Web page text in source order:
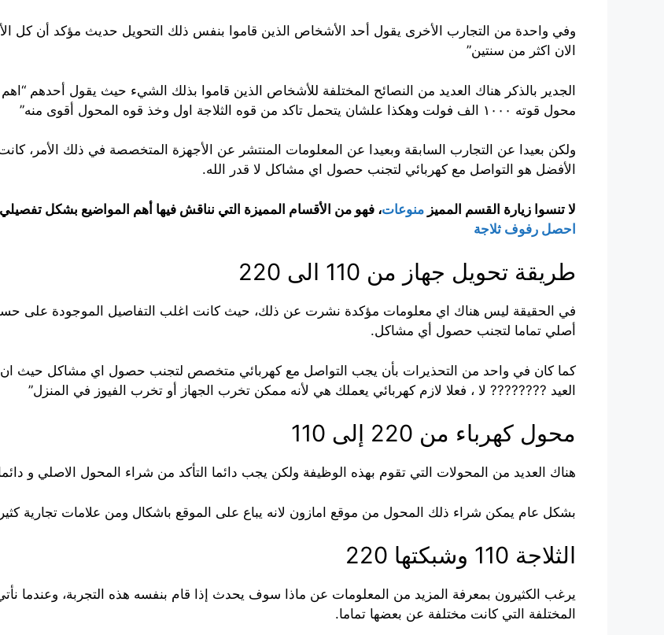
وفي واحدة من التجارب الأخرى يقول أحد الأشخاص الذين قاموا بنفس ذلك التحويل حديث مؤكد أن كل
الان اكثر من سنتين”
محول قوته ١٠٠٠ الف فولت وهكذا علشان يتحمل تاكد من قوه الثلاجة اول وخذ قوه المحول أقوى منه”
ولكن بعيدا عن التجارب السابقة وبعيدا عن المعلومات المنتشر عن الأجهزة المتخصصة في ذلك الأمر،
الأفضل هو التواصل مع كهربائي لتجنب حصول اي مشاكل لا قدر الله.
لا تنسوا زيارة القسم المميز منوعات، فهو من الأقسام المميزة التي نناقش فيها أهم المواضيع بشكل
احصل رفوف ثلاجة
طريقة تحويل جهاز من 110 الى 220
في الحقيقة ليس هناك اي معلومات مؤكدة نشرت عن ذلك، حيث كانت اغلب التفاصيل الموجودة على
أصلي تماما لتجنب حصول أي مشاكل.
كما كان في واحد من التحذيرات بأن يجب التواصل مع كهربائي متخصص لتجنب حصول اي مشاكل حيث ان
العيد ???????? لا ، فعلا لازم كهربائي يعملك هي لأنه ممكن تخرب الجهاز أو تخرب الفيوز في المنزل”
محول كهرباء من 220 إلى 110
هناك العديد من المحولات التي تقوم بهذه الوظيفة ولكن يجب دائما التأكد من شراء المحول الاصلي و
بشكل عام يمكن شراء ذلك المحول من موقع امازون لانه يباع على الموقع باشكال ومن علامات تجارية كثيرة جدا ويقدر
الثلاجة 110 وشبكتها 220
يرغب الكثيرون بمعرفة المزيد من المعلومات عن ماذا سوف يحدث إذا قام بنفسه هذه التجربة، وعندما
المختلفة التي كانت مختلفة عن بعضها تماما.